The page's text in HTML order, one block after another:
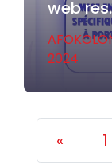
web
2024
« 1